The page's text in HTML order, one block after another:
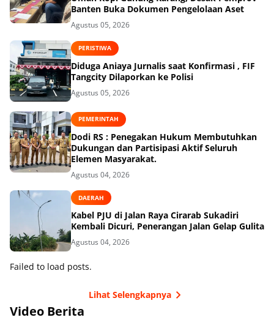
Banten Buka Dokumen Pengelolaan Aset
Agustus 05, 2026
PERISTIWA
Diduga Aniaya Jurnalis saat Konfirmasi , FIF
Tangcity Dilaporkan ke Polisi
Agustus 05, 2026
PEMERINTAH
Dodi RS : Penegakan Hukum Membutuhkan
Dukungan dan Partisipasi Aktif Seluruh
Elemen Masyarakat.
Agustus 04, 2026
DAERAH
Kabel PJU di Jalan Raya Cirarab Sukadiri
Kembali Dicuri, Penerangan Jalan Gelap Gulita
Agustus 04, 2026
Failed to load posts.
Lihat Selengkapnya
Video Berita